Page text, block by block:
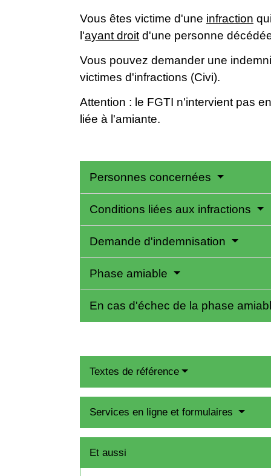
Vous êtes victime d'une infraction
l'ayant droit d'une personne
Vous pouvez demander une
victimes d'infractions (Civi).
Attention : le FGTI n'intervient pas
liée à l'amiante.
Personnes concernées
Conditions liées aux infractions
Demande d'indemnisation
Phase amiable
En cas d'échec de la phase
Textes de référence
Services en ligne et formulaires
Et aussi